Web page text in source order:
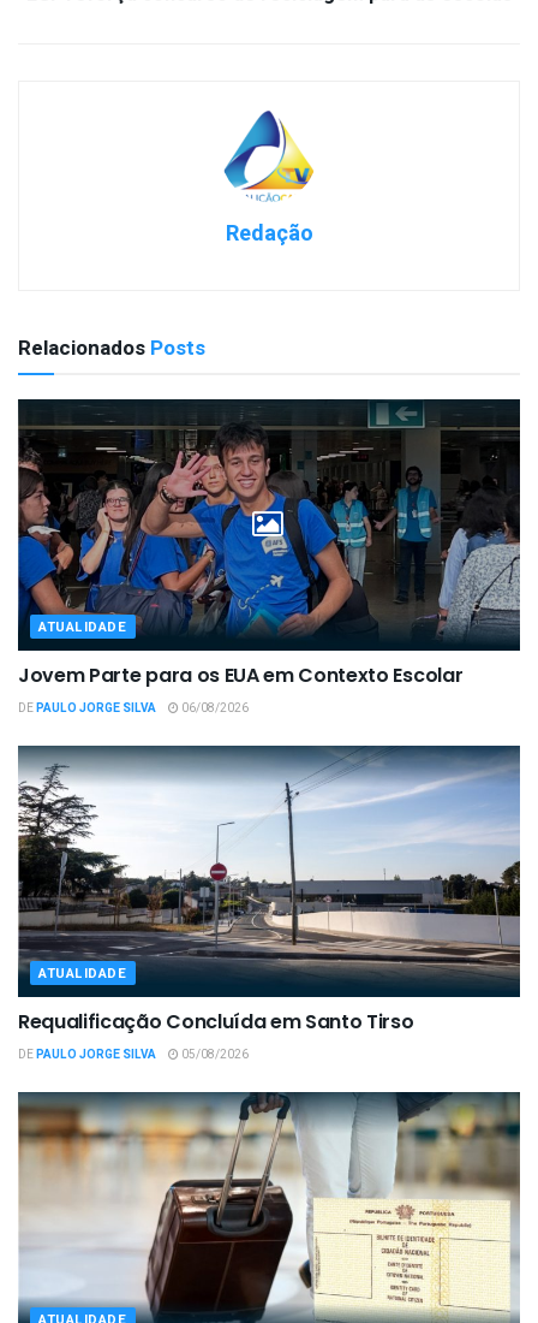
Redação
Relacionados Posts
ATUALIDADE
Jovem Parte para os EUA em Contexto Escolar
DEPAULO JORGE SILVA 06/08/2026
ATUALIDADE
Requalificação Concluída em Santo Tirso
DEPAULO JORGE SILVA 05/08/2026